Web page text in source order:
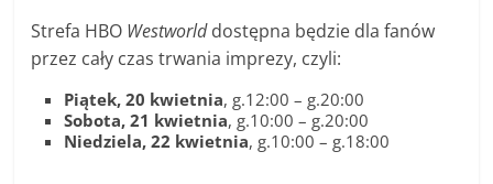
Strefa HBO Westworlddostępna będzie dla fanów
przez cały czas trwania imprezy, czyli:
Piątek, 20 kwietnia, g.12:00 – g.20:00
Sobota, 21 kwietnia, g.10:00 – g.20:00
Niedziela, 22 kwietnia, g.10:00 – g.18:00